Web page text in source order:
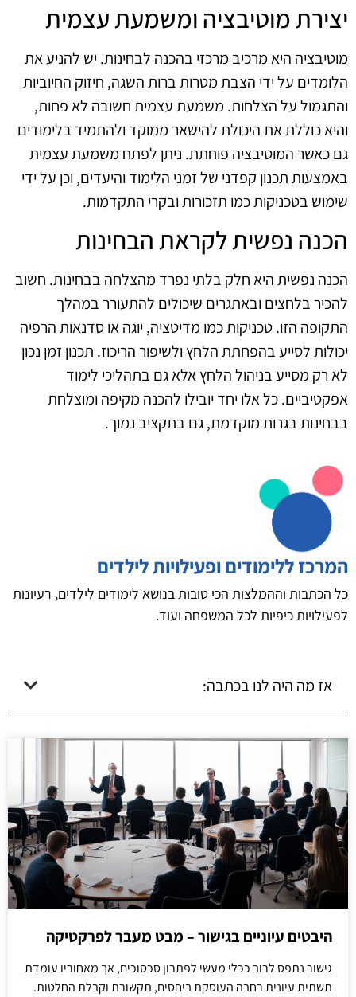
יצירת מוטיבציה ומשמעת עצמית
מוטיבציה היא מרכיב מרכזי בהכנה לבחינות. יש להניע את
הלומדים על ידי הצבת מטרות ברות השגה, חיזוק החיוביות
והתגמול על הצלחות. משמעת עצמית חשובה לא פחות,
והיא כוללת את היכולת להישאר ממוקד ולהתמיד בלימודים
גם כאשר המוטיבציה פוחתת. ניתן לפתח משמעת עצמית
באמצעות תכנון קפדני של זמני הלימוד והיעדים, וכן על ידי
שימוש בטכניקות כמו תזכורות ובקרי התקדמות.
הכנה נפשית לקראת הבחינות
הכנה נפשית היא חלק בלתי נפרד מהצלחה בבחינות. חשוב
להכיר בלחצים ובאתגרים שיכולים להתעורר במהלך
התקופה הזו. טכניקות כמו מדיטציה, יוגה או סדנאות הרפיה
יכולות לסייע בהפחתת הלחץ ולשיפור הריכוז. תכנון זמן נכון
לא רק מסייע בניהול הלחץ אלא גם בתהליכי לימוד
אפקטיביים. כל אלו יחד יובילו להכנה מקיפה ומוצלחת
בבחינות בגרות מוקדמת, גם בתקציב נמוך.
המרכז ללימודים ופעילויות לילדים
כל הכתבות וההמלצות הכי טובות בנושא לימודים לילדים, רעיונות
לפעילויות כיפיות לכל המשפחה ועוד.
אז מה היה לנו בכתבה:
היבטים עיוניים בגישור – מבט מעבר לפרקטיקה
גישור נתפס לרוב ככלי מעשי לפתרון סכסוכים, אך מאחוריו עומדת
תשתית עיונית רחבה העוסקת ביחסים, תקשורת וקבלת החלטות.